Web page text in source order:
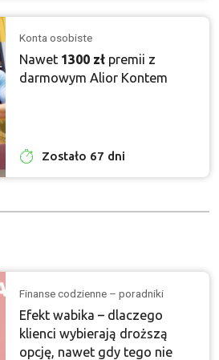
Konta osobiste
Nawet 1300 zł premii z
darmowym Alior Kontem
Zostało 67 dni
Finanse codzienne – poradniki
Efekt wabika – dlaczego
klienci wybierają droższą
opcję, nawet gdy tego nie